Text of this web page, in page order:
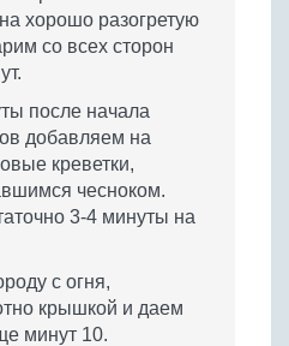
хорошо разогретую
со всех сторон
после начала
добавляем на
креветки,
чесноком.
3-4 минуты на
с огня,
крышкой и даем
минут 10.